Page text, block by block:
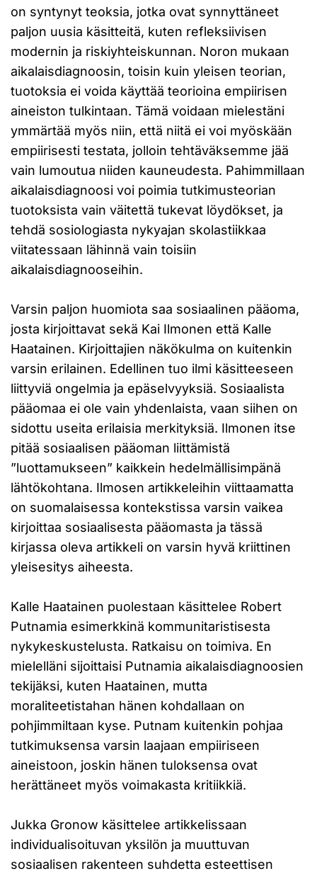
on syntynyt teoksia, jotka ovat synnyttäneet
paljon uusia käsitteitä, kuten refleksiivisen
modernin ja riskiyhteiskunnan. Noron mukaan
aikalaisdiagnoosin, toisin kuin yleisen teorian,
tuotoksia ei voida käyttää teorioina empiirisen
aineiston tulkintaan. Tämä voidaan mielestäni
ymmärtää myös niin, että niitä ei voi myöskään
empiirisesti testata, jolloin tehtäväksemme jää
vain lumoutua niiden kauneudesta. Pahimmillaan
aikalaisdiagnoosi voi poimia tutkimusteorian
tuotoksista vain väitettä tukevat löydökset, ja
tehdä sosiologiasta nykyajan skolastiikkaa
viitatessaan lähinnä vain toisiin
aikalaisdiagnooseihin.
Varsin paljon huomiota saa sosiaalinen pääoma,
josta kirjoittavat sekä Kai Ilmonen että Kalle
Haatainen. Kirjoittajien näkökulma on kuitenkin
varsin erilainen. Edellinen tuo ilmi käsitteeseen
liittyviä ongelmia ja epäselvyyksiä. Sosiaalista
pääomaa ei ole vain yhdenlaista, vaan siihen on
sidottu useita erilaisia merkityksiä. Ilmonen itse
pitää sosiaalisen pääoman liittämistä
”luottamukseen” kaikkein hedelmällisimpänä
lähtökohtana. Ilmosen artikkeleihin viittaamatta
on suomalaisessa kontekstissa varsin vaikea
kirjoittaa sosiaalisesta pääomasta ja tässä
kirjassa oleva artikkeli on varsin hyvä kriittinen
yleisesitys aiheesta.
Kalle Haatainen puolestaan käsittelee Robert
Putnamia esimerkkinä kommunitaristisesta
nykykeskustelusta. Ratkaisu on toimiva. En
mielelläni sijoittaisi Putnamia aikalaisdiagnoosien
tekijäksi, kuten Haatainen, mutta
moraliteetistahan hänen kohdallaan on
pohjimmiltaan kyse. Putnam kuitenkin pohjaa
tutkimuksensa varsin laajaan empiiriseen
aineistoon, joskin hänen tuloksensa ovat
herättäneet myös voimakasta kritiikkiä.
Jukka Gronow käsittelee artikkelissaan
individualisoituvan yksilön ja muuttuvan
sosiaalisen rakenteen suhdetta esteettisen